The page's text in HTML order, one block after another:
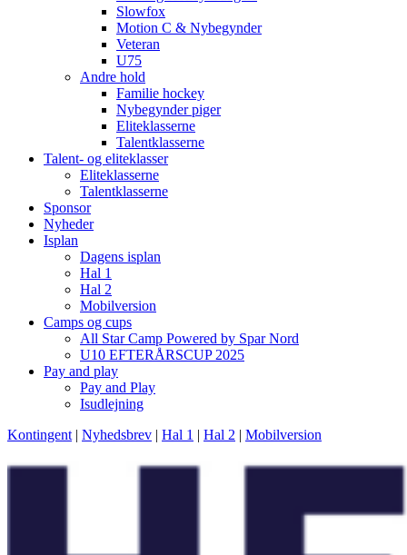
Slowfox
Motion C & Nybegynder
Veteran
U75
Andre hold
Familie hockey
Nybegynder piger
Eliteklasserne
Talentklasserne
Talent- og eliteklasser
Eliteklasserne
Talentklasserne
Sponsor
Nyheder
Isplan
Dagens isplan
Hal 1
Hal 2
Mobilversion
Camps og cups
All Star Camp Powered by Spar Nord
U10 EFTERÅRSCUP 2025
Pay and play
Pay and Play
Isudlejning
Kontingent | Nyhedsbrev | Hal 1 | Hal 2 | Mobilversion